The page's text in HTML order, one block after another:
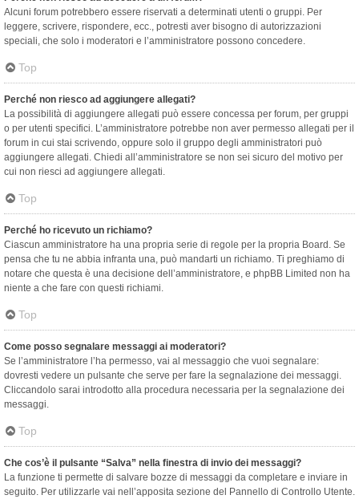
Alcuni forum potrebbero essere riservati a determinati utenti o gruppi. Per
leggere, scrivere, rispondere, ecc., potresti aver bisogno di autorizzazioni
speciali, che solo i moderatori e l’amministratore possono concedere.
Top
Perché non riesco ad aggiungere allegati?
La possibilità di aggiungere allegati può essere concessa per forum, per gruppi
o per utenti specifici. L’amministratore potrebbe non aver permesso allegati per il
forum in cui stai scrivendo, oppure solo il gruppo degli amministratori può
aggiungere allegati. Chiedi all’amministratore se non sei sicuro del motivo per
cui non riesci ad aggiungere allegati.
Top
Perché ho ricevuto un richiamo?
Ciascun amministratore ha una propria serie di regole per la propria Board. Se
pensa che tu ne abbia infranta una, può mandarti un richiamo. Ti preghiamo di
notare che questa è una decisione dell’amministratore, e phpBB Limited non ha
niente a che fare con questi richiami.
Top
Come posso segnalare messaggi ai moderatori?
Se l’amministratore l’ha permesso, vai al messaggio che vuoi segnalare:
dovresti vedere un pulsante che serve per fare la segnalazione dei messaggi.
Cliccandolo sarai introdotto alla procedura necessaria per la segnalazione dei
messaggi.
Top
Che cos’è il pulsante “Salva” nella finestra di invio dei messaggi?
La funzione ti permette di salvare bozze di messaggi da completare e inviare in
seguito. Per utilizzarle vai nell’apposita sezione del Pannello di Controllo Utente.